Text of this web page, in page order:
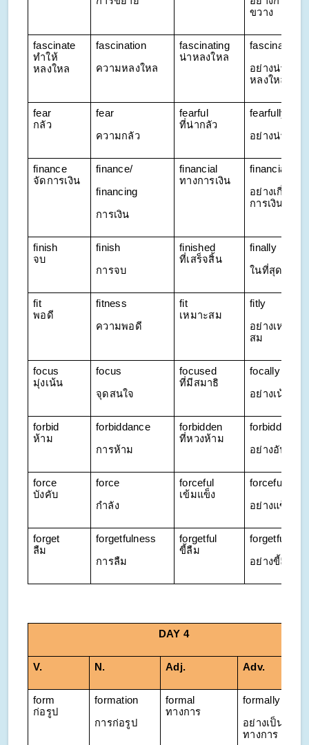
ขวาง
fascinate
ทำให้
หลงใหล
fascination
ความหลงใหล
fascinating
น่าหลงใหล
fascinatingly
อย่างน่า
หลงใหล
fear
กลัว
fear
ความกลัว
fearful
ที่น่ากลัว
fearfully
อย่างน่ากลัว
finance
จัดการเงิน
finance/
financing
การเงิน
financial
ทางการเงิน
financially
อย่างเกี่ยวกับ
การเงิน
finish
จบ
finish
การจบ
finished
ที่เสร็จสิ้น
finally
ในที่สุด
fit
พอดี
fitness
ความพอดี
fit
เหมาะสม
fitly
อย่างเหมาะ
สม
focus
มุ่งเน้น
focus
จุดสนใจ
focused
ที่มีสมาธิ
focally
อย่างเน้นย้ำ
forbid
ห้าม
forbiddance
การห้าม
forbidden
ที่หวงห้าม
forbiddingly
อย่างอันตรา
force
บังคับ
force
กำลัง
forceful
เข้มแข็ง
forcefully
อย่างแข็งแรง
forget
ลืม
forgetfulness
การลืม
forgetful
ขี้ลืม
forgetfully
อย่างขี้ลืม
DAY 4
V. N. Adj. Adv.
form
ก่อรูป
formation
การก่อรูป
formal
ทางการ
formally
อย่างเป็น
ทางการ